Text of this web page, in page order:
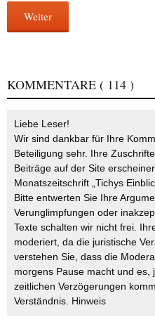
Weiter
KOMMENTARE ( 114 )
Liebe Leser!
Wir sind dankbar für Ihre
Beteiligung sehr. Ihre
Beiträge auf der Site
Monatszeitschrift „Tichys
Bitte entwerten Sie Ihre
Verunglimpfungen oder
Texte schalten wir nicht frei.
moderiert, da die juristische
verstehen Sie, dass die
morgens Pause macht und es,
zeitlichen Verzögerungen
Verständnis. Hinweis